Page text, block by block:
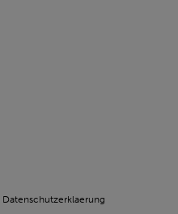
Datenschutzerklaerung